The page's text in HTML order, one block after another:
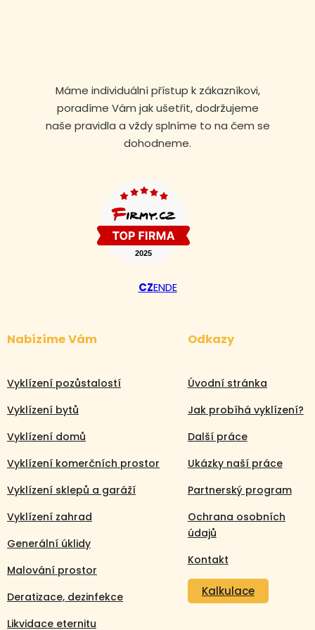
Máme individuální přístup k zákazníkovi,
poradíme Vám jak ušetřit, dodržujeme
naše pravidla a vždy splníme to na čem se
dohodneme.
CZENDE
Nabízíme Vám
Vyklízení pozůstalostí
Vyklízení bytů
Vyklízení domů
Vyklízení komerčních prostor
Vyklízení sklepů a garáží
Vyklízení zahrad
Generální úklidy
Malování prostor
Deratizace, dezinfekce
Likvidace eternitu
Odkazy
Úvodní stránka
Jak probíhá vyklízení?
Další práce
Ukázky naší práce
Partnerský program
Ochrana osobních
údajů
Kontakt
Kalkulace